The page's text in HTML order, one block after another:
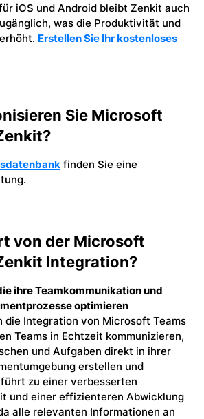
iOS und Android bleibt Zenkit auch
was die Produktivität und
Erstellen Sie Ihr kostenloses
Sie Microsoft
finden Sie eine
von der Microsoft
Integration?
ihre Teamkommunikation und
optimieren
die Integration von Microsoft Teams
Teams in Echtzeit kommunizieren,
und Aufgaben direkt in ihrer
erstellen und
zu einer verbesserten
und einer effizienteren Abwicklung
alle relevanten Informationen an